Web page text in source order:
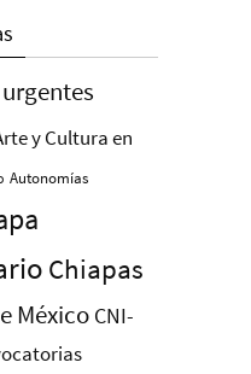
y Cultura en
Autonomías
Chiapas
México CNI-